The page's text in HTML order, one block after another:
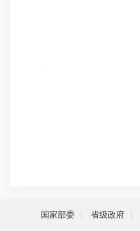
国家部委 省级政府